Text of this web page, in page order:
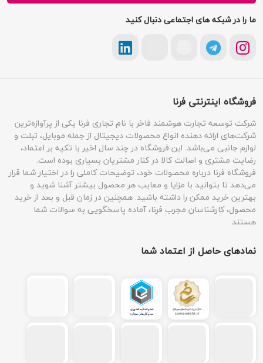
ما را در شبکه های اجتماعی دنبال کنید
فروشگاه اینترنتی فرنا
شرکت توسعه تجارت هوشمند فاخر با نام تجاری فرنا یکی از پرآوازه‌ترین
شرکت‌های ارائه دهنده انواع محصولات دیجیتال از جمله موبایل، تبلت و
لوازم جانبی می‌باشد. این فروشگاه در چند سال اخیر با تکیه بر اعتماد،
رضایت مشتری و اصالت کالا در کنار مشتریان بسیاری بوده است.
فروشگاه فرنا درباره محصولات خود، توضیحات کاملی را در اختیار شما قرار
می‌دهد تا بتوانید با مزایا و معایب هر محصول بیشتر آشنا شوید و
بهترین خرید ممکن را داشته باشید. همچنین در زمان قبل و بعد از خرید
محصول، کارشناسان مجرب فرنا، آماده پاسخگویی به سوالات شما
هستند.
نمادهای حاصل از اعتماد شما